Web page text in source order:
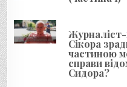
п
и
с
і
в
Сікора
частиною
справи
Сидора?